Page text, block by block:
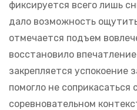
фиксируется всего лишь
дало возможность
отмечается подъем
восстановило
закрепляется успокоение
помогло не
соревновательном